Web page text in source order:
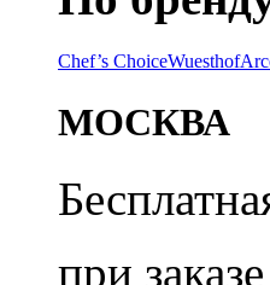
Chef’s ChoiceWuesthof
МОСКВА
при